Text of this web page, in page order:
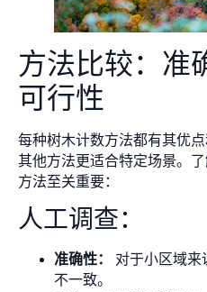
方法比较：准
可行性
每种树木计数方法都有其优
其他方法更适合特定场景。
方法至关重要：
人工调查：
准确性：
对于小区域来
不一致。